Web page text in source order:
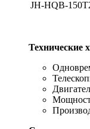
JH-HQB-
Технические